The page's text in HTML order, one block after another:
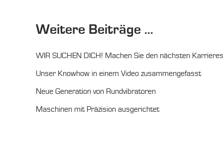
Weitere Beiträge …
WIR SUCHEN DICH! Machen Sie den nächsten
Unser Knowhow in einem Video zusammengefasst
Neue Generation von Rundvibratoren
Maschinen mit Präzision ausgerichtet